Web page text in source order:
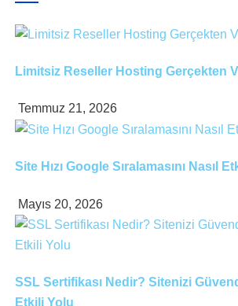
Limitsiz Reseller Hosting Gerçekten
Temmuz 21, 2026
Site Hızı Google Sıralamasını Nasıl
Mayıs 20, 2026
SSL Sertifikası Nedir? Sitenizi
Etkili Yolu